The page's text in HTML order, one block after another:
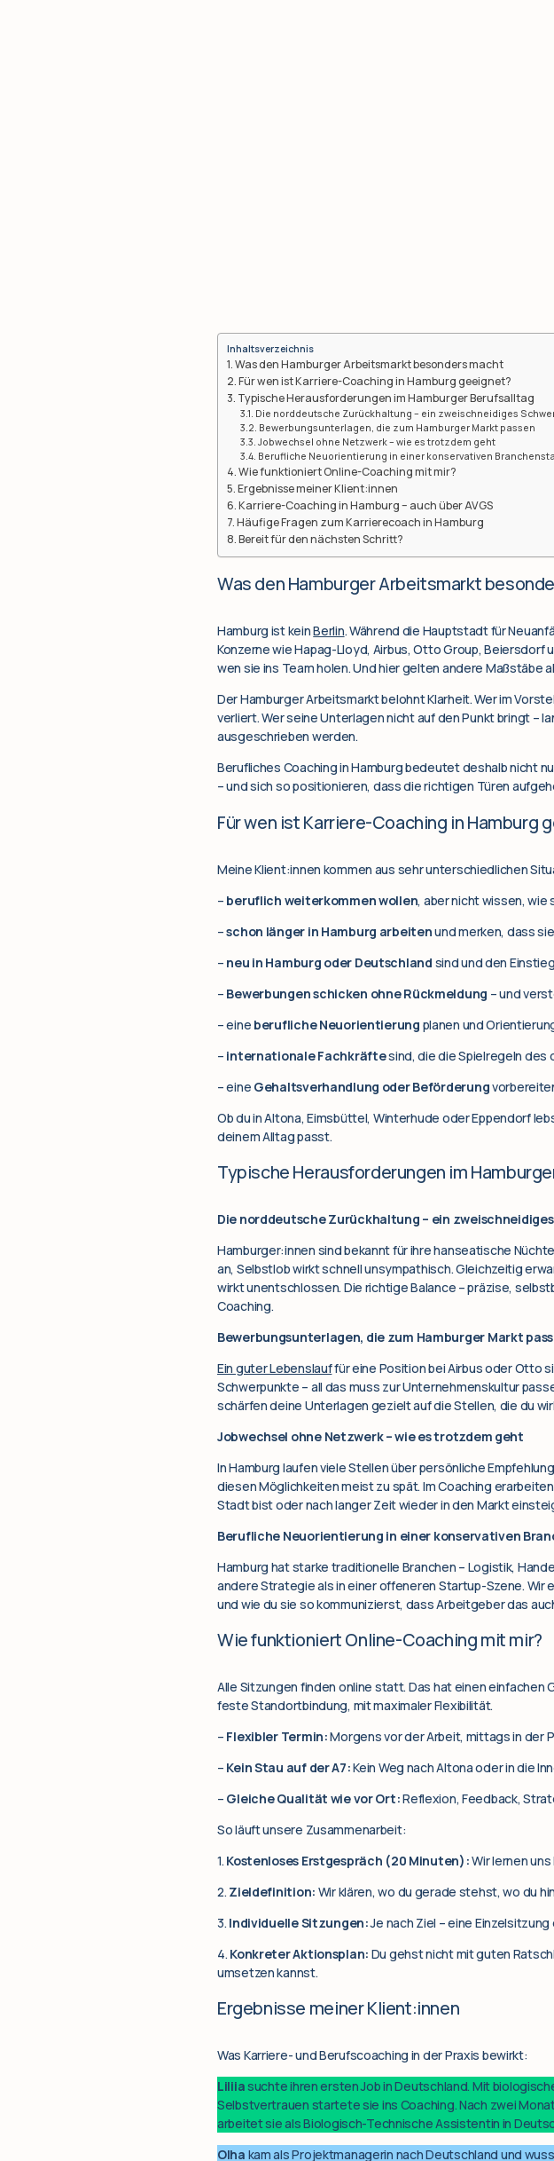
Inhaltsverzeichnis
Was den Hamburger Arbeitsmarkt besonders macht
Für wen ist Karriere-Coaching in Hamburg geeignet?
Typische Herausforderungen im Hamburger Berufsalltag
Die norddeutsche Zurückhaltung – ein zweischneidiges
Bewerbungsunterlagen, die zum Hamburger Markt passen
Jobwechsel ohne Netzwerk – wie es trotzdem geht
Berufliche Neuorientierung in einer konservativen
Wie funktioniert Online-Coaching mit mir?
Ergebnisse meiner Klient:innen
Karriere-Coaching in Hamburg – auch über AVGS
Häufige Fragen zum Karrierecoach in Hamburg
Bereit für den nächsten Schritt?
Was den Hamburger Arbeitsmarkt
Hamburg ist keinBerlin. Während die Hauptstadt für
Konzerne wie Hapag-Lloyd, Airbus, Otto Group, Beiersdorf
wen sie ins Team holen. Und hier gelten andere Maßstäbe
Der Hamburger Arbeitsmarkt belohnt Klarheit. Wer im
verliert. Wer seine Unterlagen nicht auf den Punkt bringt –
ausgeschrieben werden.
Berufliches Coaching in Hamburg bedeutet deshalb nicht
– und sich so positionieren, dass die richtigen Türen
Für wen ist Karriere-Coaching in Hamburg
Meine Klient:innen kommen aus sehr unterschiedlichen
– beruflich weiterkommen wollen, aber nicht wissen,
–schon länger in Hamburg arbeitenund merken, dass
– neu in Hamburg oder Deutschland sind und den
– Bewerbungen schicken ohne Rückmeldung – und
– eine berufliche Neuorientierung planen und
– internationale Fachkräftesind, die die Spielregeln des
– eine Gehaltsverhandlung oder Beförderung
Ob du in Altona, Eimsbüttel, Winterhude oder Eppendorf
deinem Alltag passt.
Typische Herausforderungen im
Die norddeutsche Zurückhaltung – ein
Hamburger:innen sind bekannt für ihre hanseatische
an, Selbstlob wirkt schnell unsympathisch. Gleichzeitig
wirkt unentschlossen. Die richtige Balance – präzise,
Coaching.
Bewerbungsunterlagen, die zum Hamburger Markt
Ein guter Lebenslauffür eine Position bei Airbus oder Otto
Schwerpunkte – all das muss zur Unternehmenskultur
schärfen deine Unterlagen gezielt auf die Stellen, die du
Jobwechsel ohne Netzwerk – wie es trotzdem geht
In Hamburg laufen viele Stellen über persönliche
diesen Möglichkeiten meist zu spät. Im Coaching
Stadt bist oder nach langer Zeit wieder in den Markt
Berufliche Neuorientierung in einer konservativen
Hamburg hat starke traditionelle Branchen – Logistik,
andere Strategie als in einer offeneren Startup-Szene.
und wie du sie so kommunizierst, dass Arbeitgeber das
Wie funktioniert Online-Coaching mit mir?
Alle Sitzungen finden online statt. Das hat einen einfachen
feste Standortbindung, mit maximaler Flexibilität.
– Flexibler Termin:Morgens vor der Arbeit, mittags in der
– Kein Stau auf der A7:Kein Weg nach Altona oder in die
– Gleiche Qualität wie vor Ort:Reflexion, Feedback,
So läuft unsere Zusammenarbeit:
1. Kostenloses Erstgespräch (20 Minuten):Wir lernen
2. Zieldefinition: Wir klären, wo du gerade stehst, wo du
3. Individuelle Sitzungen:Je nach Ziel – eine
4. Konkreter Aktionsplan: Du gehst nicht mit guten
umsetzen kannst.
Ergebnisse meiner Klient:innen
Was Karriere- und Berufscoaching in der Praxis bewirkt:
Liliiasuchte ihren ersten Job in Deutschland. Mit
Selbstvertrauen startete sie ins Coaching. Nach zwei
arbeitet sie als Biologisch-Technische Assistentin in
Olha kam als Projektmanagerin nach Deutschland und